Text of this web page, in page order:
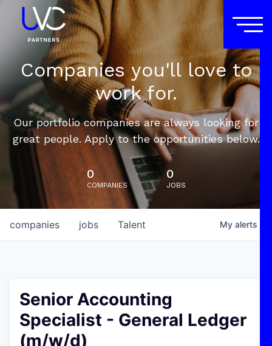
Companies you'll love to
work for.
Our portfolio companies are always looking for
great people. Apply to the opportunities below.
0
COMPANIES
0
JOBS
jobs
companies Talent My alerts
Senior Accounting
Specialist - General Ledger
(m/w/d)